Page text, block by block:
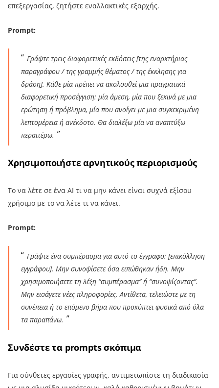
επεξεργασίας, ζητήστε εναλλακτικές εξαρχής.
Prompt:
Γράψτε τρεις διαφορετικές εκδόσεις [της εναρκτήριας
παραγράφου / της γραμμής θέματος / της έκκλησης για
δράση]. Κάθε μία πρέπει να ακολουθεί μια πραγματικά
διαφορετική προσέγγιση: μία άμεση, μία που ξεκινά με μια
ερώτηση ή πρόβλημα, μία που ανοίγει με μια συγκεκριμένη
λεπτομέρεια ή ανέκδοτο. Θα διαλέξω μία να αναπτύξω
περαιτέρω.
Χρησιμοποιήστε αρνητικούς περιορισμούς
Το να λέτε σε ένα AI τι να μην κάνει είναι συχνά εξίσου
χρήσιμο με το να λέτε τι να κάνει.
Prompt:
Γράψτε ένα συμπέρασμα για αυτό το έγγραφο: [επικόλληση
εγγράφου]. Μην συνοψίσετε όσα ειπώθηκαν ήδη. Μην
χρησιμοποιήσετε τη λέξη “συμπέρασμα” ή “συνοψίζοντας”.
Μην εισάγετε νέες πληροφορίες. Αντίθετα, τελειώστε με τη
συνέπεια ή το επόμενο βήμα που προκύπτει φυσικά από όλα
τα παραπάνω.
Συνδέστε τα prompts σκόπιμα
Για σύνθετες εργασίες γραφής, αντιμετωπίστε τη διαδικασία